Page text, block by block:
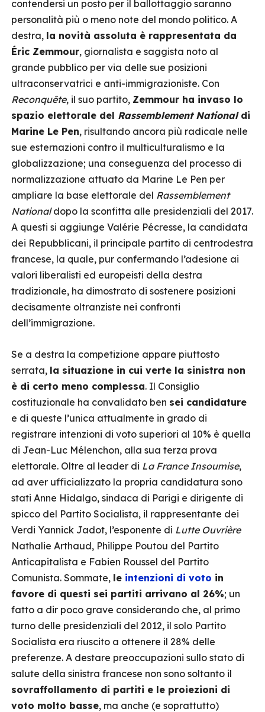
contendersi un posto per il ballottaggio saranno
personalità più o meno note del mondo politico. A
destra, la novità assoluta è rappresentata da
Éric Zemmour, giornalista e saggista noto al
grande pubblico per via delle sue posizioni
ultraconservatrici e anti-immigrazioniste. Con
Reconquête, il suo partito, Zemmour ha invaso lo
spazio elettorale del Rassemblement Nationaldi
Marine Le Pen, risultando ancora più radicale nelle
sue esternazioni contro il multiculturalismo e la
globalizzazione; una conseguenza del processo di
normalizzazione attuato da Marine Le Pen per
ampliare la base elettorale del Rassemblement
Nationaldopo la sconfitta alle presidenziali del 2017.
A questi si aggiunge Valérie Pécresse, la candidata
dei Repubblicani, il principale partito di centrodestra
francese, la quale, pur confermando l’adesione ai
valori liberalisti ed europeisti della destra
tradizionale, ha dimostrato di sostenere posizioni
decisamente oltranziste nei confronti
dell’immigrazione.
Se a destra la competizione appare piuttosto
serrata, la situazione in cui verte la sinistra non
è di certo meno complessa. Il Consiglio
costituzionale ha convalidato ben sei candidature
e di queste l’unica attualmente in grado di
registrare intenzioni di voto superiori al 10% è quella
di Jean-Luc Mélenchon, alla sua terza prova
elettorale. Oltre al leader di La France Insoumise,
ad aver ufficializzato la propria candidatura sono
stati Anne Hidalgo, sindaca di Parigi e dirigente di
spicco del Partito Socialista, il rappresentante dei
Verdi Yannick Jadot, l’esponente di Lutte Ouvrière
Nathalie Arthaud, Philippe Poutou del Partito
Anticapitalista e Fabien Roussel del Partito
Comunista. Sommate, le intenzioni di voto in
favore di questi sei partiti arrivano al 26%; un
fatto a dir poco grave considerando che, al primo
turno delle presidenziali del 2012, il solo Partito
Socialista era riuscito a ottenere il 28% delle
preferenze. A destare preoccupazioni sullo stato di
salute della sinistra francese non sono soltanto il
sovraffollamento di partiti e le proiezioni di
voto molto basse, ma anche (e soprattutto)